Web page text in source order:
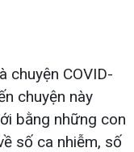
chuyện COVID-
chuyện này
bằng những con
số ca nhiễm, số